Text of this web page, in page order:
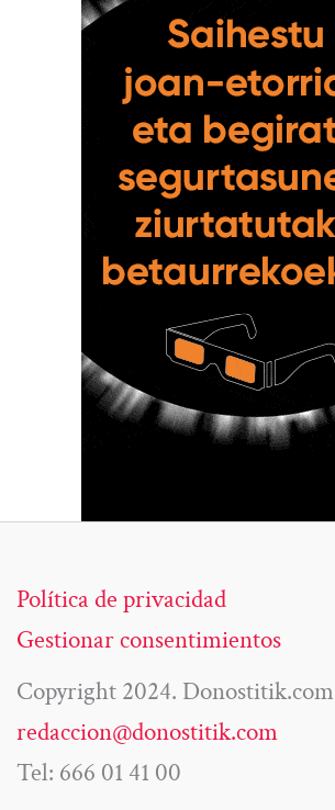
Política de privacidad
Gestionar consentimientos
Copyright 2024. Donostitik.com
redaccion@donostitik.com
Tel: 666 01 41 00